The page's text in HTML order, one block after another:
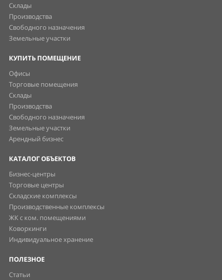
Склады
Производства
Свободного назначения
Земельные участки
КУПИТЬ ПОМЕЩЕНИЕ
Офисы
Торговые помещения
Склады
Производства
Свободного назначения
Земельные участки
Арендный бизнес
КАТАЛОГ ОБЪЕКТОВ
Бизнес-центры
Торговые центры
Складские комплексы
Производственные комплексы
ЖК с ком. помещениями
Коворкинги
Индивидуальное хранение
ПОЛЕЗНОЕ
Статьи